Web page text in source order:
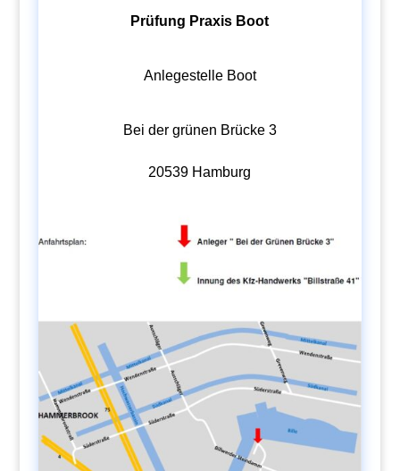
Prüfung Praxis Boot
Anlegestelle Boot
Bei der grünen Brücke 3
20539 Hamburg